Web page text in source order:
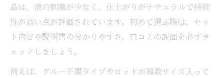
品は、液の刺激が少なく、仕上がりがナチュラルで持続
性が高い点が評価されています。初めて選ぶ際は、セッ
ト内容や説明書の分かりやすさ、口コミの評価を必ずチ
ェックしましょう。
例えば、グルー不要タイプやロッドが複数サイズ入って